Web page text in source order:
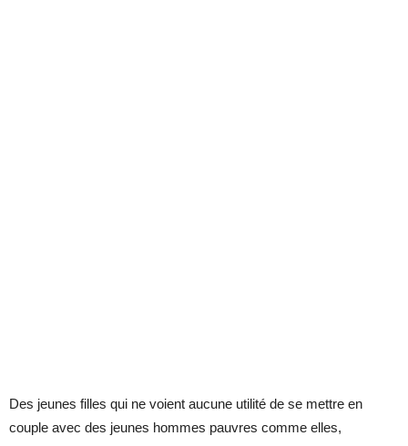
Des jeunes filles qui ne voient aucune utilité de se mettre en
couple avec des jeunes hommes pauvres comme elles,